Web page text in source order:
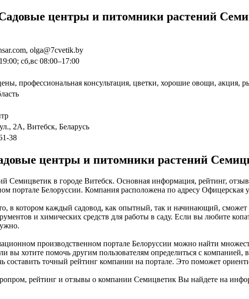
центры и питомники растений
olga@7cvetik.by
сб,вс 08:00–17:00
профессиональная консультация, цветки, хорошие овощи, акция,
2А, Витебск, Беларусь
38
центры и питомники растений
Семицветик в городе Витебск. Основная информация, рейтинг,
портале Белоруссии. Компания расположена по адресу Офицерская
в котором каждый садовод, как опытный, так и начинающий,
и химических средств для работы в саду. Если вы любите
производственном портале Белоруссии можно найти
вы хотите помочь другим пользователям определиться с
составить точный рейтинг компании на портале. Это поможет
рейтинг и отзывы о компании Семицветик Вы найдете на